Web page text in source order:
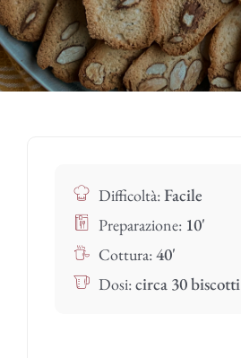
Difficoltà:Facile
Preparazione: 10'
Cottura:40'
Dosi:circa 30 biscotti